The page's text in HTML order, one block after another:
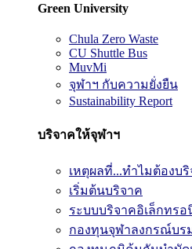
Green University
Chula Zero Waste
CU Shuttle Bus
MuvMi
จุฬาฯ กับความยั่งยืน
Sustainability Report
บริจาคให้จุฬาฯ
เหตุผลที่...ทำไมต้องบ
เริ่มต้นบริจาค
ระบบบริจาคอิเล็กทรอ
กองทุนจุฬาลงกรณ์บร